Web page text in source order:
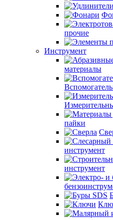
прочие
Инструмент
материалы
пайки
инструмент
инструмент